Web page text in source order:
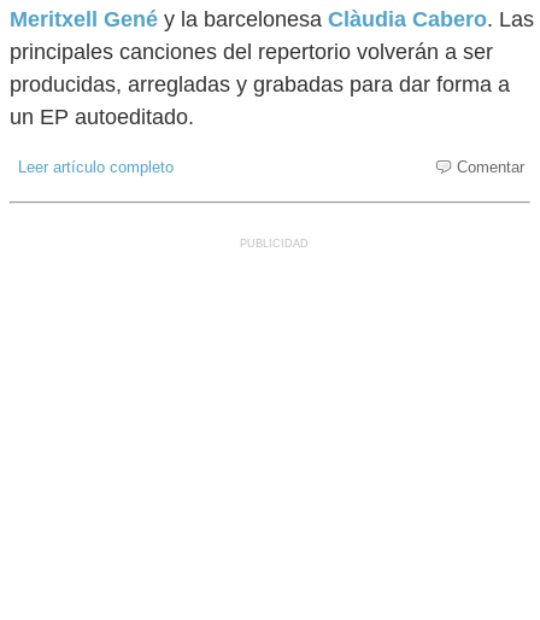
Meritxell Gené y la barcelonesa Clàudia Cabero. Las
principales canciones del repertorio volverán a ser
producidas, arregladas y grabadas para dar forma a
un EP autoeditado.
Leer artículo completo Comentar
PUBLICIDAD